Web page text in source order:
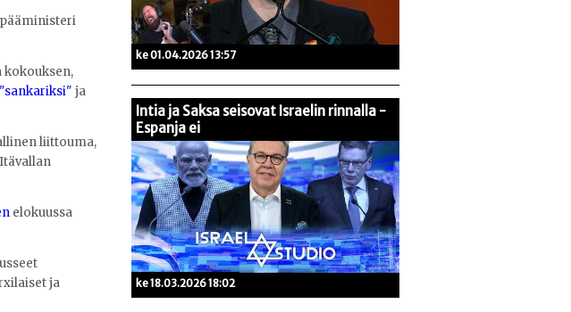
kokouksen,
ja
liittouma,
elokuussa
ja
ke 01.04.2026 13:57
Intia ja Saksa seisovat Israelin rinnalla -
Espanja ei
ke 18.03.2026 18:02